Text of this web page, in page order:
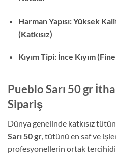
Harman Yapısı:Yüksek
(Katkısız)
Kıyım Tipi:İnce Kıyım
Pueblo Sarı 50 gr
Sipariş
Dünya genelinde katkısız
Sarı 50 gr,tütünü en saf ve
profesyonellerin ortak